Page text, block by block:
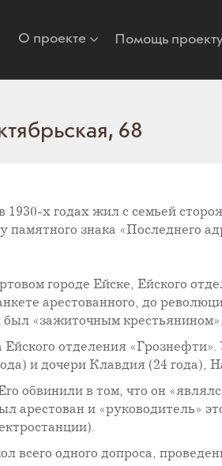
О проекте Помощь
68
х годах жил с семьей
знака «Последнего
городе Ейске, Ейского
арестованного, до
был «зажиточным
отделения
и дочери Клавдия (24 года),
обвинили в том, что он
арестован и «руководитель»
одного допроса,